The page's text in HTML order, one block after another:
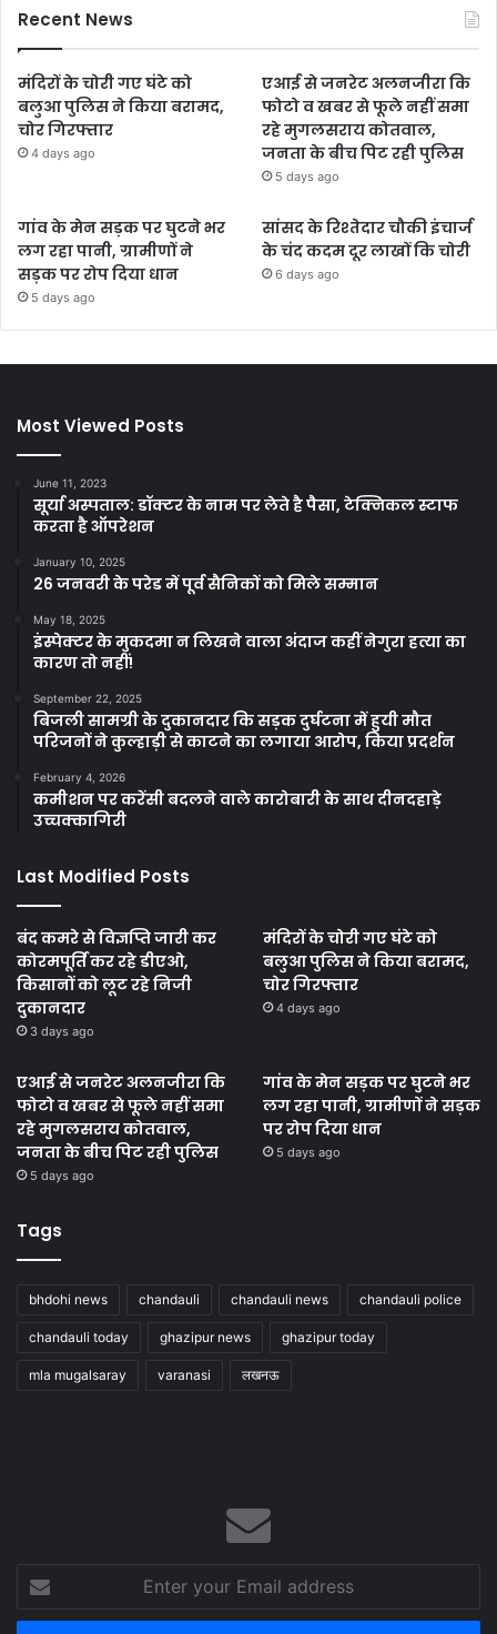
Recent News
मंदिरों के चोरी गए घंटे को
बलुआ पुलिस ने किया बरामद,
चोर गिरफ्तार
4 days ago
एआई से जनरेट अलनजीरा कि
फोटो व खबर से फूले नहीं समा
रहे मुगलसराय कोतवाल,
जनता के बीच पिट रही पुलिस
5 days ago
गांव के मेन सड़क पर घुटने भर
लग रहा पानी, ग्रामीणों ने
सड़क पर रोप दिया धान
5 days ago
सांसद के रिश्तेदार चौकी इंचार्ज
के चंद कदम दूर लाखों कि चोरी
6 days ago
Most Viewed Posts
June 11, 2023
सूर्या अस्पताल: डॉक्टर के नाम पर लेते है पैसा, टेक्निकल स्टाफ
करता है ऑपरेशन
January 10, 2025
26 जनवरी के परेड में पूर्व सैनिकों को मिले सम्मान
May 18, 2025
इंस्पेक्टर के मुकदमा न लिखने वाला अंदाज कहीं नेगुरा हत्या का
कारण तो नहीं!
September 22, 2025
बिजली सामग्री के दुकानदार कि सड़क दुर्घटना में हुयी मौत
परिजनों ने कुल्हाड़ी से काटने का लगाया आरोप, किया प्रदर्शन
February 4, 2026
कमीशन पर करेंसी बदलने वाले कारोबारी के साथ दीनदहाड़े
उच्चक्कागिरी
Last Modified Posts
बंद कमरे से विज्ञप्ति जारी कर
कोरमपूर्ति कर रहे डीएओ,
किसानों को लूट रहे निजी
दुकानदार
3 days ago
मंदिरों के चोरी गए घंटे को
बलुआ पुलिस ने किया बरामद,
चोर गिरफ्तार
4 days ago
एआई से जनरेट अलनजीरा कि
फोटो व खबर से फूले नहीं समा
रहे मुगलसराय कोतवाल,
जनता के बीच पिट रही पुलिस
5 days ago
गांव के मेन सड़क पर घुटने भर
लग रहा पानी, ग्रामीणों ने सड़क
पर रोप दिया धान
5 days ago
Tags
bhdohi news chandauli chandauli news chandauli police
chandauli today ghazipur news ghazipur today
mla mugalsaray varanasi लखनऊ
your
Email